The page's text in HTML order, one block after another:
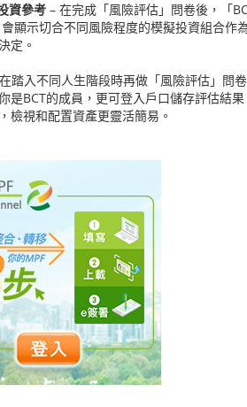
資參考 – 在完成「風險評估」問卷後，「
顯示切合不同風險程度的模擬投資組合作
定。
踏入不同人生階段時再做「風險評估」問
是BCT的成員，更可登入戶口儲存評估結
檢視和配置資產更靈活簡易。